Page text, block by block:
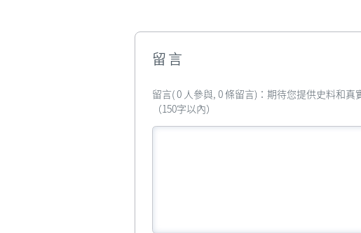
留言
留言( 0 人參與, 0 條留言)：期待您提供史料和
（150字以內）